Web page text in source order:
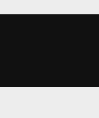
Ритуал